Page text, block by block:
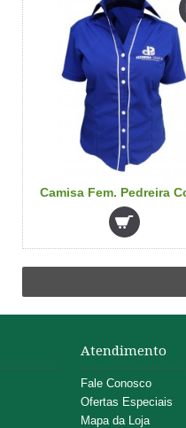
Camisa Fem. Pedreira
Atendimento
Fale Conosco
Ofertas Especiais
Mapa da Loja